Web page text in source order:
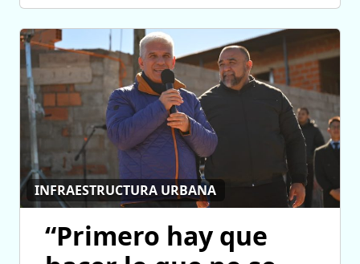
INFRAESTRUCTURA URBANA
“Primero hay que